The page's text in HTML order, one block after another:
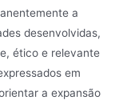
a
desenvolvidas,
ético e relevante
em
a expansão